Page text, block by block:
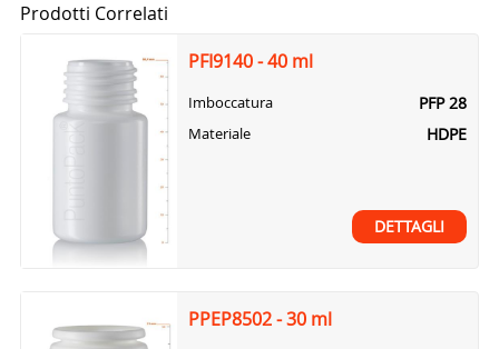
Prodotti Correlati
PFI9140 - 40 ml
Imboccatura PFP 28
Materiale HDPE
DETTAGLI
PPEP8502 - 30 ml